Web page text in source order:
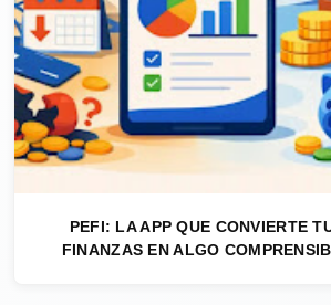
PEFI: LA APP QUE CONVIERTE
FINANZAS EN ALGO